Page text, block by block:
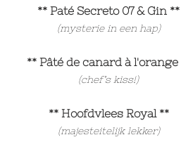
** Paté Secreto 07 & Gin **
(mysterie in een hap)
** Pâté de canard à l'orange
(chef’s kiss!)
** Hoofdvlees Royal **
(majesteitelijk lekker)